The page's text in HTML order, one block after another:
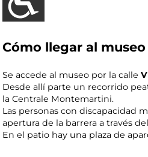
Cómo llegar al museo
Se accede al museo por la calle
Desde allí parte un recorrido
la Centrale Montemartini.
Las personas con discapacidad
apertura de la barrera a través
En el patio hay una plaza de